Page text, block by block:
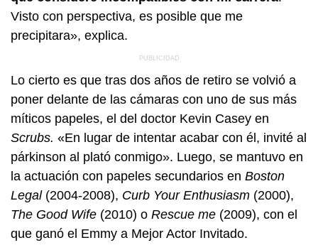
Visto con perspectiva, es posible que me
precipitara», explica.
Lo cierto es que tras dos años de retiro se volvió a
poner delante de las cámaras con uno de sus más
míticos papeles, el del doctor Kevin Casey en
Scrubs. «En lugar de intentar acabar con él, invité al
párkinson al plató conmigo». Luego, se mantuvo en
la actuación con papeles secundarios en Boston
Legal(2004-2008), Curb Your Enthusiasm (2000),
The Good Wife (2010) o Rescue me (2009), con el
que ganó el Emmy a Mejor Actor Invitado.